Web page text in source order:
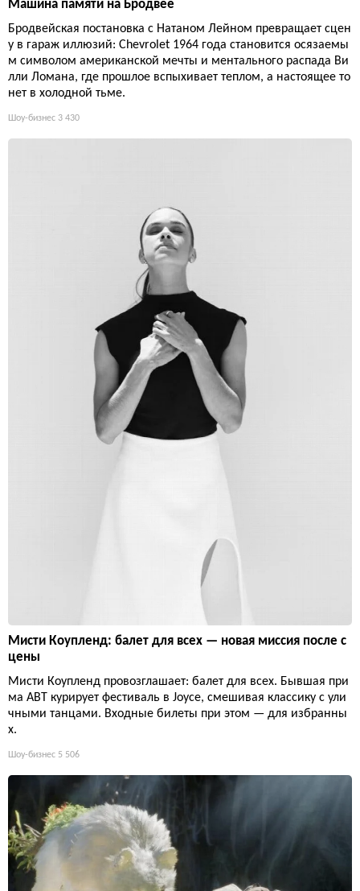
Машина памяти на Бродвее
Бродвейская постановка с Натаном Лейном превращает сцен
у в гараж иллюзий: Chevrolet 1964 года становится осязаемы
м символом американской мечты и ментального распада Ви
лли Ломана, где прошлое вспыхивает теплом, а настоящее то
нет в холодной тьме.
Шоу-бизнес 3 430
Мисти Коупленд: балет для всех — новая миссия после с
цены
Мисти Коупленд провозглашает: балет для всех. Бывшая при
ма ABT курирует фестиваль в Joyce, смешивая классику с ули
чными танцами. Входные билеты при этом — для избранны
х.
Шоу-бизнес 5 506